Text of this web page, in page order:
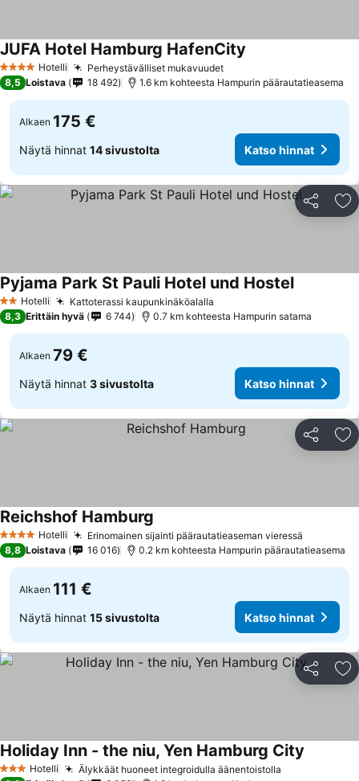
4 Tähtiluokitus
Hotelli Perheystävälliset mukavuudet
JUFA Hotel Hamburg HafenCity
8,5 Loistava 18 492 1.6 km kohteesta Hampurin päärautatieasema
Alkaen 175 €
Näytä hinnat 14 sivustolta Katso hinnat
Jaa
2 Tähtiluokitus
Hotelli Kattoterassi kaupunkinäköalalla
Pyjama Park St Pauli Hotel und Hostel
8,3 Erittäin hyvä 6 744 0.7 km kohteesta Hampurin satama
Alkaen 79 €
Näytä hinnat 3 sivustolta Katso hinnat
Jaa
4 Tähtiluokitus
Hotelli Erinomainen sijainti päärautatieaseman vieressä
Reichshof Hamburg
8,8 Loistava 16 016 0.2 km kohteesta Hampurin päärautatieasema
Alkaen 111 €
Näytä hinnat 15 sivustolta Katso hinnat
Jaa
3 Tähtiluokitus
Hotelli Älykkäät huoneet integroidulla äänentoistolla
Holiday Inn - the niu, Yen Hamburg City